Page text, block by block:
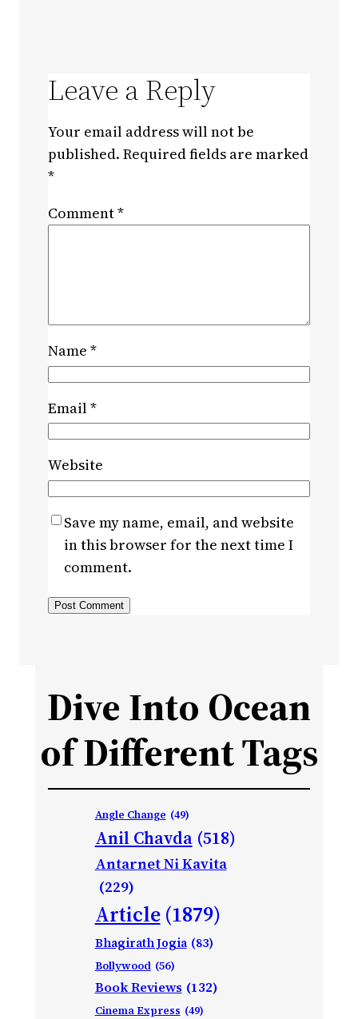
Leave a Reply
Your email address will not be
published. Required fields are marked
*
Comment*
Name *
Email*
Website
Save my name, email, and website
in this browser for the next time I
comment.
Dive Into Ocean
of Different Tags
Angle Change (49)
Anil Chavda (518)
Antarnet Ni Kavita
(229)
Article (1879)
Bhagirath Jogia (83)
Bollywood (56)
Book Reviews (132)
Cinema Express (49)